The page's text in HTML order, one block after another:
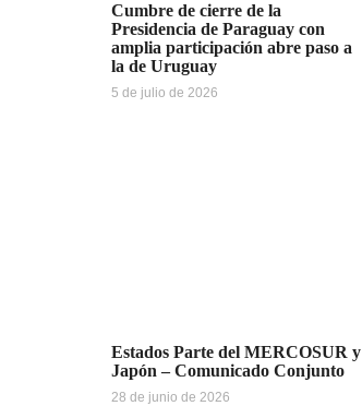
Cumbre de cierre de la
Presidencia de Paraguay con
amplia participación abre paso a
la de Uruguay
5 de julio de 2026
Estados Parte del MERCOSUR y
Japón – Comunicado Conjunto
28 de junio de 2026